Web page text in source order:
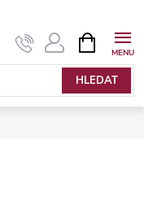
HLEDAT
NÁKUPNÍ
KOŠÍK